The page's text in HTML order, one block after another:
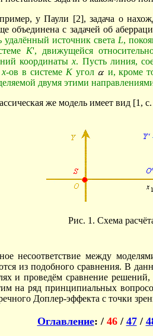
у Паули [2], задача о
объединена с задачей об
удалённый источник света L,
K', движущейся
координатыx. Пусть линия,
x-ов в системе Kугол
и, кроме
двумя этими
же модель имеет вид [1,
Рис. 1. Схема
несоответствие между
из подобного сравнения. В
и проведём сравнение
на ряд принципиальных
Доплер-эффекта с точки
Оглавление: / 46/ 47/